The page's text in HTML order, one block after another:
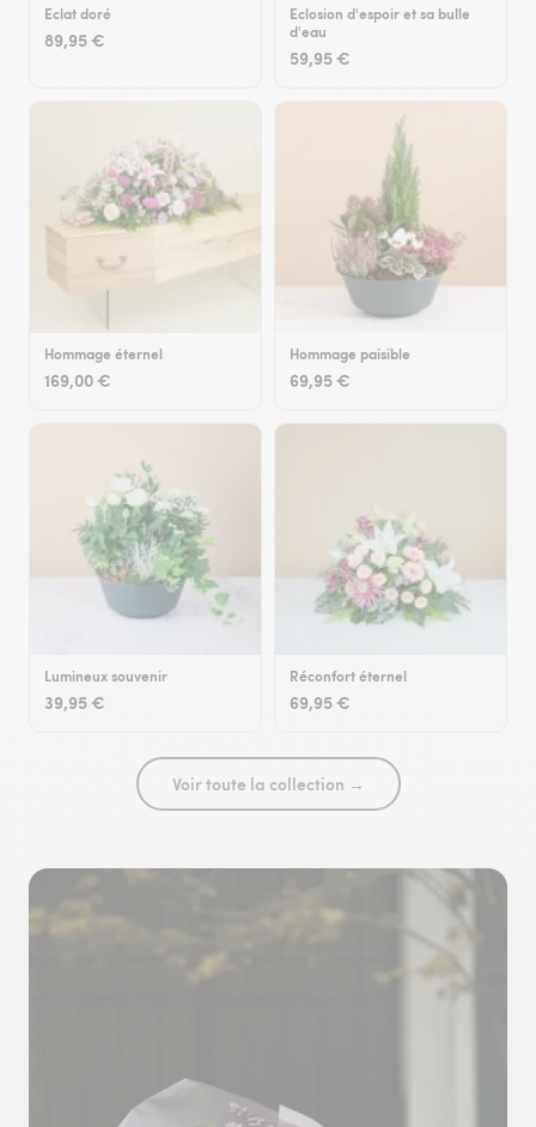
Eclat doré
89,95 €
Eclosion d'espoir et sa bulle
d'eau
59,95 €
Hommage éternel
169,00 €
Hommage paisible
69,95 €
Lumineux souvenir
39,95 €
Réconfort éternel
69,95 €
Voir toute la collection →